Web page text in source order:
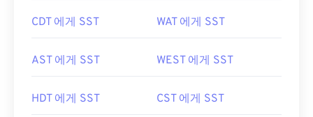
CDT 에게 SST WAT 에게 SST
AST 에게 SST WEST 에게 SST
HDT 에게 SST CST 에게 SST